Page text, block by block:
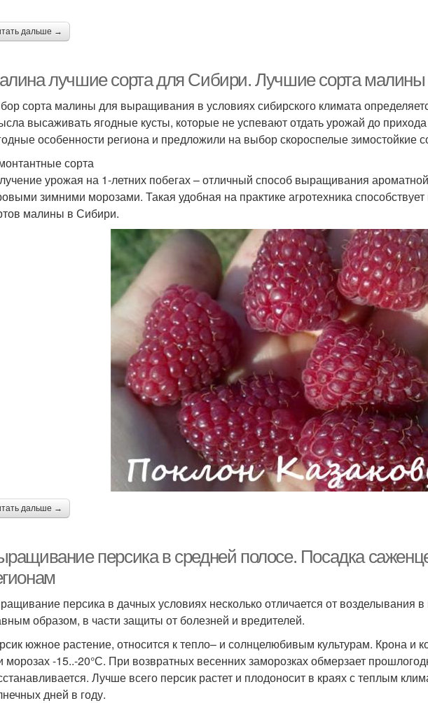
дальше →
лучшие сорта для Сибири. Лучшие сорта
сорта малины для выращивания в условиях сибирского климата
высаживать ягодные кусты, которые не успевают отдать урожай до
особенности региона и предложили на выбор скороспелые зимостойкие
сорта
урожая на 1-летних побегах – отличный способ выращивания
зимними морозами. Такая удобная на практике агротехника
малины в Сибири.
дальше →
персика в средней полосе. Посадка
персика в дачных условиях несколько отличается от возделывания
образом, в части защиты от болезней и вредителей.
южное растение, относится к тепло– и солнцелюбивым культурам. Крона и
морозах -15..-20°С. При возвратных весенних заморозках обмерзает
Лучше всего персик растет и плодоносит в краях с теплым
дней в году.